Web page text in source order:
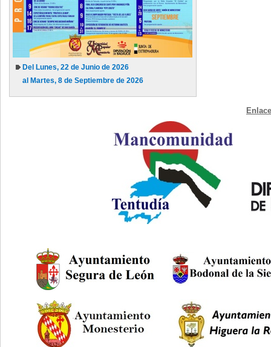
Del Lunes, 22 de Junio de 2026
al Martes, 8 de Septiembre de 2026